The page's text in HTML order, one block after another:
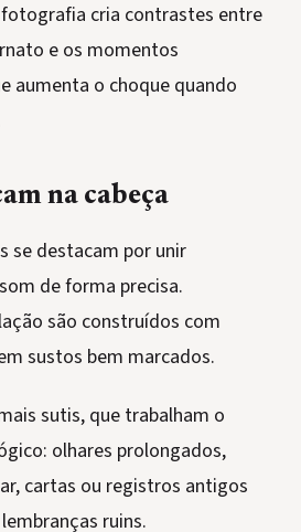
cria contrastes entre
e os momentos
aumenta o choque quando
na cabeça
se destacam por unir
de forma precisa.
são construídos com
sustos bem marcados.
sutis, que trabalham o
olhares prolongados,
cartas ou registros antigos
ruins.